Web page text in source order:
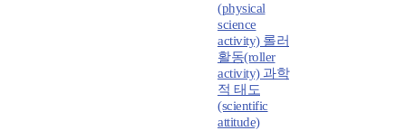
(physical
science
activity) 롤러
활동(roller
activity) 과학
적 태도
(scientific
attitude)